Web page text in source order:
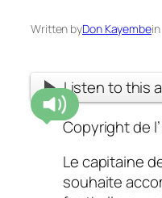
Written byDon Kayembein
Listen to this
Copyright de
Le capitaine
souhaite